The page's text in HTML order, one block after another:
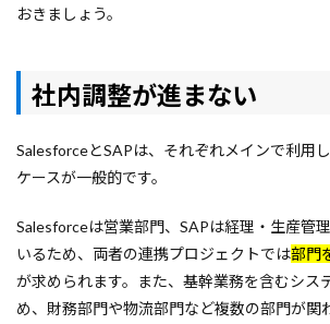
おきましょう。
社内調整が進まない
SalesforceとSAPは、それぞれメインで利用
ケースが一般的です。
Salesforceは営業部門、SAPは経理・生産管
いるため、両者の連携プロジェクトでは部門
が求められます。また、基幹業務を含むシス
め、財務部門や物流部門など複数の部門が関